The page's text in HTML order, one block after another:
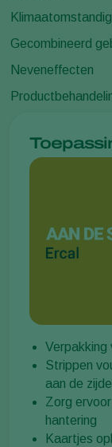
Gecombineerd
Neveneffecten
Verpakking
Strippen
aan de
Zorg
hantering
Kaartjes